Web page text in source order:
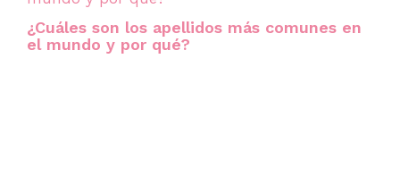
¿Cuáles son los apellidos más comunes en
el mundo y por qué?